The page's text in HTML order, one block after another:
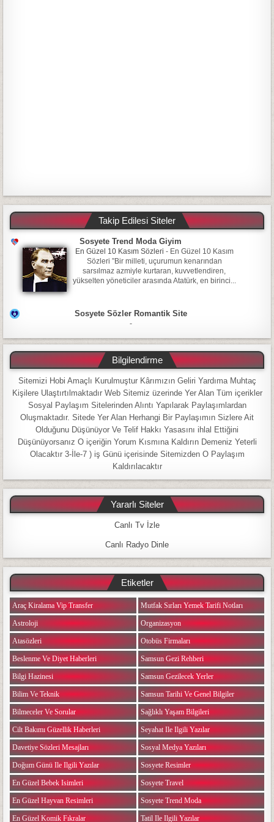
Takip Edilesi Siteler
Sosyete Trend Moda Giyim
En Güzel 10 Kasım Sözleri - En Güzel 10 Kasım
Sözleri ”Bir milleti, uçurumun kenarından
sarsılmaz azmiyle kurtaran, kuvvetlendiren,
yükselten yöneticiler arasında Atatürk, en birinci...
Sosyete Sözler Romantik Site
-
Bilgilendirme
Sitemizi Hobi Amaçlı Kurulmuştur Kârımızın Geliri Yardıma Muhtaç
Kişilere Ulaştırtılmaktadır Web Sitemiz üzerinde Yer Alan Tüm içerikler
Sosyal Paylaşım Sitelerinden Alıntı Yapılarak Paylaşımlardan
Oluşmaktadır. Sitede Yer Alan Herhangi Bir Paylaşımın Sizlere Ait
Olduğunu Düşünüyor Ve Telif Hakkı Yasasını ihlal Ettiğini
Düşünüyorsanız O içeriğin Yorum Kısmına Kaldırın Demeniz Yeterli
Olacaktır 3-İle-7 ) iş Günü içerisinde Sitemizden O Paylaşım
Kaldırılacaktır
Yararlı Siteler
Canlı Tv İzle
Canlı Radyo Dinle
Etiketler
Araç Kiralama Vip Transfer
Astroloji
Atasözleri
Beslenme Ve Diyet Haberleri
Bilgi Hazinesi
Bilim Ve Teknik
Bilmeceler Ve Sorular
Cilt Bakımı Güzellik Haberleri
Davetiye Sözleri Mesajları
Doğum Günü Ile Ilgili Yazılar
En Güzel Bebek Isimleri
En Güzel Hayvan Resimleri
En Güzel Komik Fıkralar
Mutfak Sırları Yemek Tarifi Notları
Organizasyon
Otobüs Firmaları
Samsun Gezi Rehberi
Samsun Gezilecek Yerler
Samsun Tarihi Ve Genel Bilgiler
Sağlıklı Yaşam Bilgileri
Seyahat Ile Ilgili Yazılar
Sosyal Medya Yazıları
Sosyete Resimler
Sosyete Travel
Sosyete Trend Moda
Tatil Ile Ilgili Yazılar